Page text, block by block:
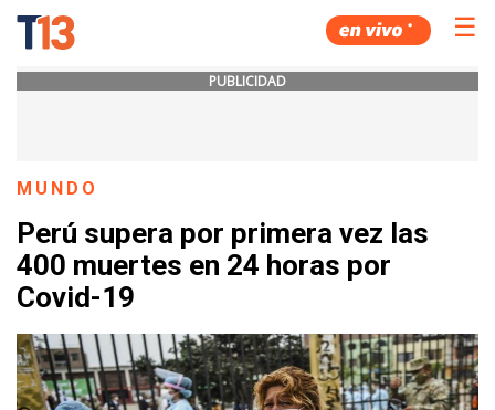
☰
PUBLICIDAD
MUNDO
Perú supera por primera vez las
400 muertes en 24 horas por
Covid-19